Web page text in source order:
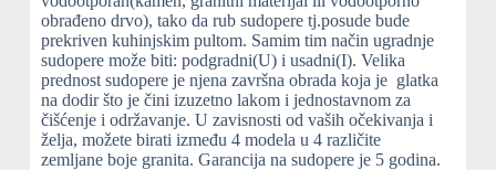
obrađeno drvo), tako da rub sudopere tj.posude bude
prekriven kuhinjskim pultom. Samim tim način ugradnje
sudopere može biti: podgradni(U) i usadni(I). Velika
prednost sudopere je njena završna obrada koja je glatka
na dodir što je čini izuzetno lakom i jednostavnom za
čišćenje i održavanje. U zavisnosti od vaših očekivanja i
želja, možete birati između 4 modela u 4 različite
zemljane boje granita. Garancija na sudopere je 5 godina.